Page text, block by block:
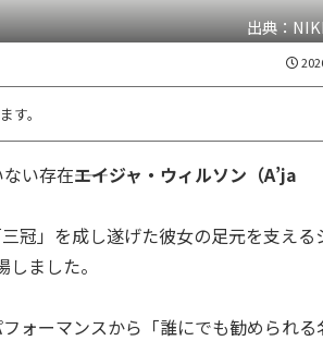
出典：
す。
存在――エイジャ・ウィルソン（A’ja
冠」を成し遂げた彼女の足元を支える
ました。
ォーマンスから「誰にでも勧められる